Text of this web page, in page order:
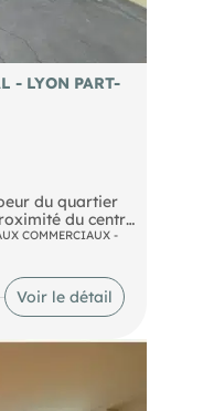
- LYON PART-
du quartier
du centre
66 m²
suite, idéal
sans
COMMERCIAUX -
Voir le détail